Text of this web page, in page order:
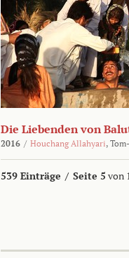
Die Liebenden von
2016 / Houchang Allahyari,
539 Einträge / Seite 5 von